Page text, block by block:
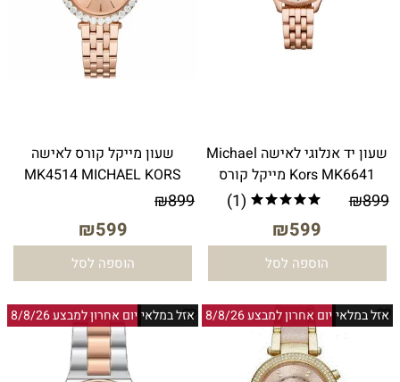
שעון יד אנלוגי לאישה Michael
Kors MK6641 מייקל קורס
₪899
₪599
(1)
הוספה לסל
שעון מייקל קורס לאישה
MK4514 MICHAEL KORS
₪899
₪599
הוספה לסל
יום אחרון למבצע 8/8/26אזל במלאי יום אחרון למבצע 8/8/26אזל במלאי